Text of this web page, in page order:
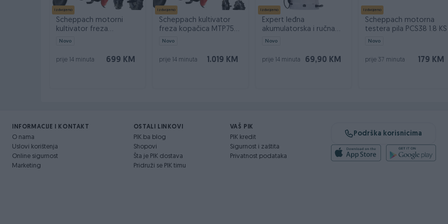
Izdvojeno
Scheppach motorni
kultivator freza
kopačica MTP750 7 KS
Novo
699 KM
prije 14 minuta
Izdvojeno
Scheppach kultivator
freza kopačica MTP750
7 KS PLUS
Novo
1.019 KM
prije 14 minuta
Izdvojeno
Expert leđna
akumulatorska i ručna
prskalica BS 16 2u1
Novo
69,90 KM
prije 14 minuta
Izdvojeno
Scheppach motorna
testera pila PCS38 1.8 KS
Novo
179 KM
prije 37 minuta
INFORMACIJE I KONTAKT
O nama
Uslovi korištenja
Online sigurnost
Marketing
OSTALI LINKOVI
PIK.ba blog
Shopovi
Šta je PIK dostava
Pridruži se PIK timu
VAŠ PIK
PIK kredit
Sigurnost i zaštita
Privatnost podataka
Podrška korisnicima